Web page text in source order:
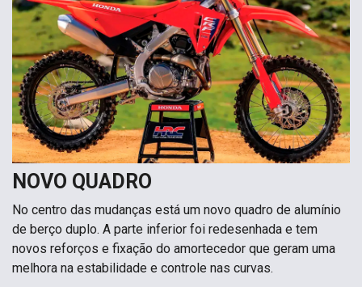
NOVO QUADRO
No centro das mudanças está um novo quadro de alumínio
de berço duplo. A parte inferior foi redesenhada e tem
novos reforços e fixação do amortecedor que geram uma
melhora na estabilidade e controle nas curvas.